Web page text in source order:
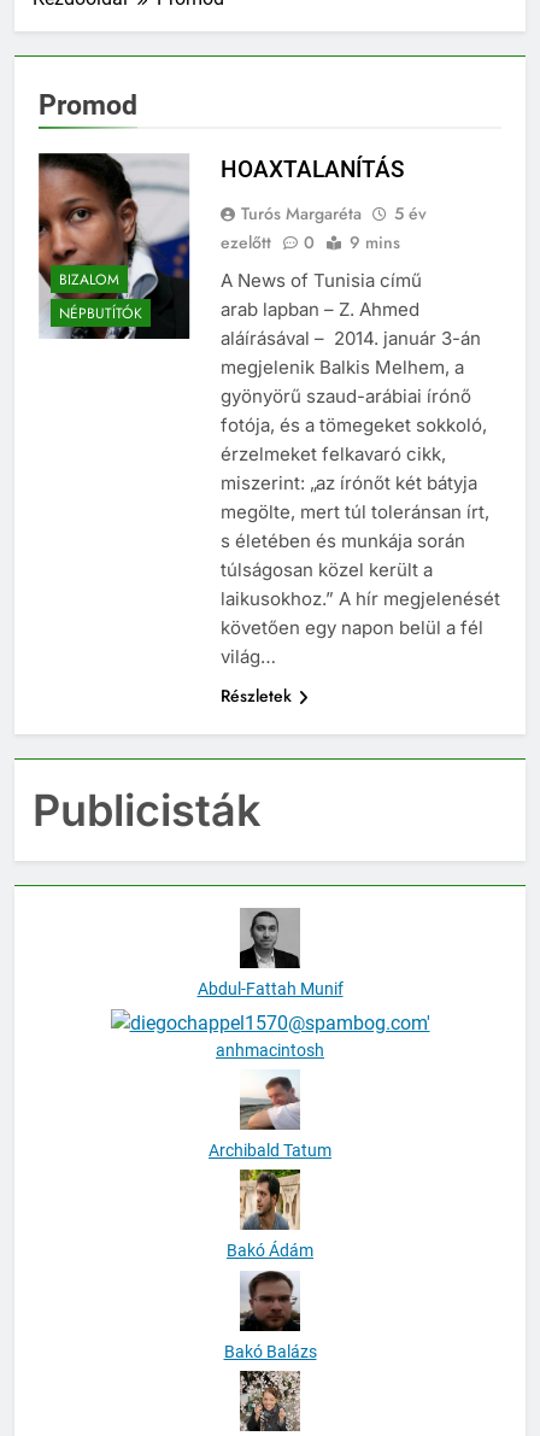
Promod
BIZALOM
NÉPBUTÍTÓK
HOAXTALANÍTÁS
Turós Margaréta
5 év
ezelőtt
0 9 mins
A News of Tunisia című
arab lapban – Z. Ahmed
aláírásával – 2014. január 3-án
megjelenik Balkis Melhem, a
gyönyörű szaud-arábiai írónő
fotója, és a tömegeket sokkoló,
érzelmeket felkavaró cikk,
miszerint: „az írónőt két bátyja
megölte, mert túl toleránsan írt,
s életében és munkája során
túlságosan közel került a
laikusokhoz.” A hír megjelenését
követően egy napon belül a fél
világ…
Részletek
Publicisták
Abdul-Fattah Munif
anhmacintosh
Archibald Tatum
Bakó Ádám
Bakó Balázs